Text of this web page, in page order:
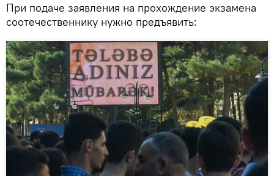
При подаче заявления на прохождение экзамена
соотечественнику нужно предъявить: